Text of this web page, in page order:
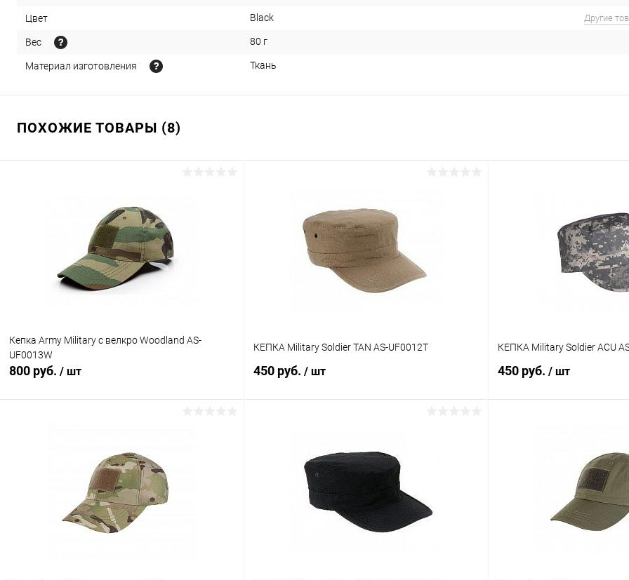
Цвет Black Другие
Вес 80 г
Материал изготовления Ткань
ПОХОЖИЕ ТОВАРЫ (8)
Кепка Army Military с велкро Woodland AS-
UF0013W
800 руб. / шт
Сравнение
В наличии
КЕПКА Military Soldier TAN AS-UF0012T
450 руб. / шт
Купить в 1 клик Сравнение
В избранное В наличии
КЕПКА Military Soldier ACU
450 руб. / шт